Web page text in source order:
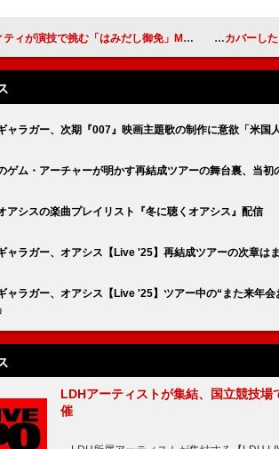
む「はみだし御免」MV、描くのは“架空の地下剣道サバイバル”物語 さとうもか、
ャラガー、次期『007』映画主題歌の制作に意欲「米国
ゲム・アーチャーが明かす再結成ツアーの舞台裏、当
アシスの楽曲プレイリスト『冬に聴くオアシス』配信
ャラガー、オアシス【Live '25】再結成ツアーの次章は
ャラガー、オアシス【Live '25】ツアー中の“また来年
LDHアーティストが集結、国立競技
催